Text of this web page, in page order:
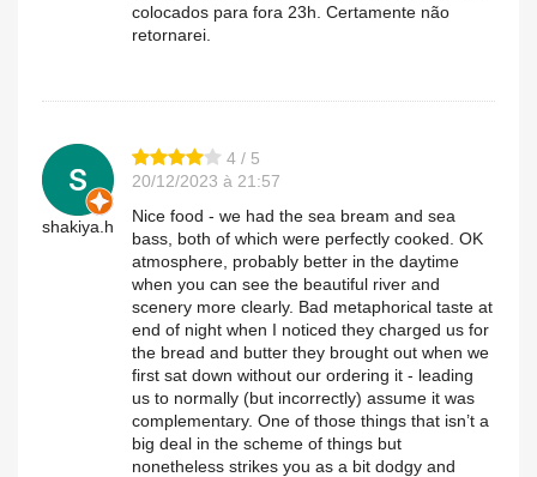
colocados para fora 23h. Certamente não
retornarei.
shakiya.h
4 / 5
20/12/2023 à 21:57
Nice food - we had the sea bream and sea
bass, both of which were perfectly cooked. OK
atmosphere, probably better in the daytime
when you can see the beautiful river and
scenery more clearly. Bad metaphorical taste at
end of night when I noticed they charged us for
the bread and butter they brought out when we
first sat down without our ordering it - leading
us to normally (but incorrectly) assume it was
complementary. One of those things that isn’t a
big deal in the scheme of things but
nonetheless strikes you as a bit dodgy and